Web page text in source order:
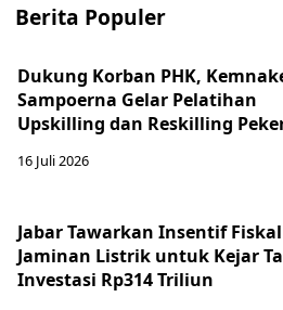
Berita Populer
Dukung Korban PHK,
Sampoerna Gelar Pelatihan
Upskilling dan Reskilling
16 Juli 2026
Jabar Tawarkan Insentif
Jaminan Listrik untuk Kejar
Investasi Rp314 Triliun